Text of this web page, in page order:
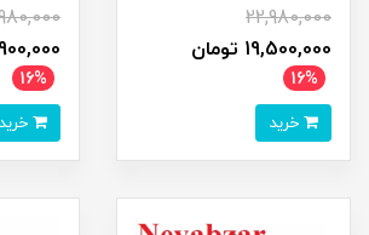
22,980,000
19,500,000 تومان
16%
16,900,000
16%